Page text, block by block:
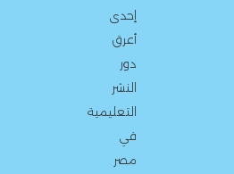
إحدى
أعرق
دور
النشر
التعليمية
في
مصر